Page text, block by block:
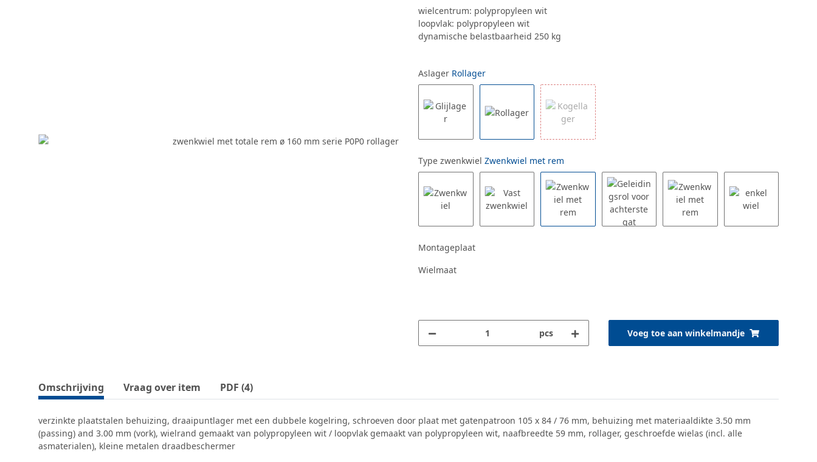
wielcentrum: polypropyleen wit
loopvlak: polypropyleen wit
dynamische belastbaarheid 250 kg
Aslager Rollager
Type zwenkwiel Zwenkwiel met rem
Montageplaat
Wielmaat
pcs Voeg toe aan winkelmandje
Omschrijving Vraag over item PDF (4)
verzinkte plaatstalen behuizing, draaipuntlager met een dubbele kogelring, schroeven door plaat met gatenpatroon 105 x 84 / 76 mm, behuizing met materiaaldikte 3.50 mm
(passing) and 3.00 mm (vork), wielrand gemaakt van polypropyleen wit / loopvlak gemaakt van polypropyleen wit, naafbreedte 59 mm, rollager, geschroefde wielas (incl. alle
asmaterialen), kleine metalen draadbeschermer